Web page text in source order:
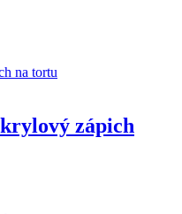
zápich